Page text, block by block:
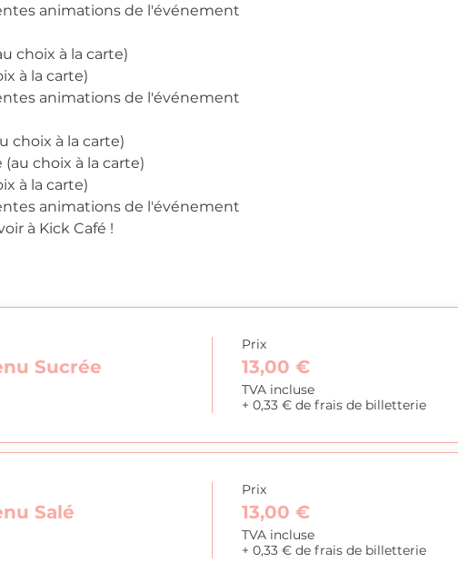
animations de l'événement
choix à la carte)
à la carte)
animations de l'événement
choix à la carte)
choix à la carte)
à la carte)
animations de l'événement
à Kick Café !
Sucrée
Prix
13,00 €
TVA incluse
+ 0,33 € de frais de billetterie
Salé
Prix
13,00 €
TVA incluse
+ 0,33 € de frais de billetterie